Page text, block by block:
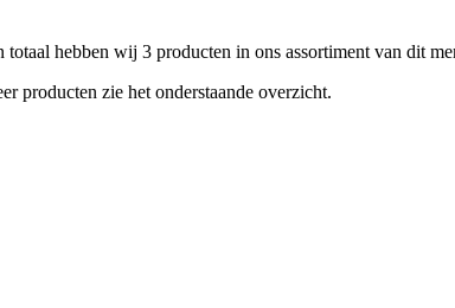
hebben wij 3 producten in ons assortiment van dit
producten zie het onderstaande overzicht.